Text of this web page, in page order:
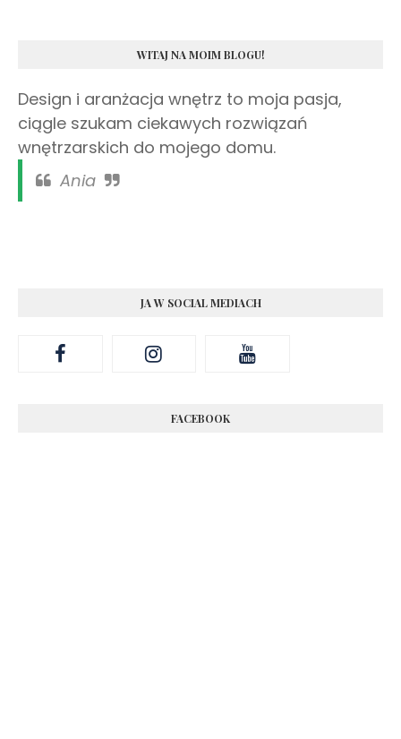
WITAJ NA MOIM BLOGU!
Design i aranżacja wnętrz to moja pasja,
ciągle szukam ciekawych rozwiązań
wnętrzarskich do mojego domu.
Ania
JA W SOCIAL MEDIACH
FACEBOOK